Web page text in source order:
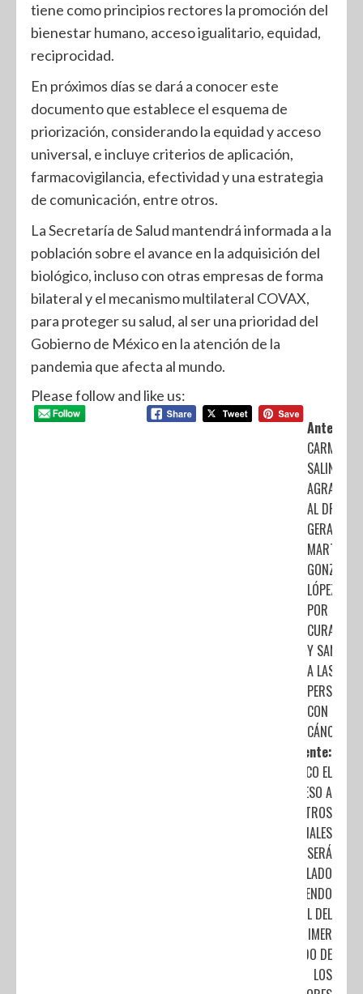
tiene como principios rectores la promoción del
bienestar humano, acceso igualitario, equidad,
reciprocidad.
En próximos días se dará a conocer este
documento que establece el esquema de
priorización, considerando la equidad y acceso
universal, e incluye criterios de aplicación,
farmacovigilancia, efectividad y una estrategia
de comunicación, entre otros.
La Secretaría de Salud mantendrá informada a la
población sobre el avance en la adquisición del
biológico, incluso con otras empresas de forma
bilateral y el mecanismo multilateral COVAX,
para proteger su salud, al ser una prioridad del
Gobierno de México en la atención de la
pandemia que afecta al mundo.
Please follow and like us:
Anterior:
CARMEN
SALINAS
AGRADECE
AL DR.
GERARDO
MARTÍN
GONZÁLEZ
LÓPEZ
POR
CURARLA
Y SANAR
A LAS
PERSONAS
CON
CÁNCER
Siguiente:
EN COACALCO EL
INGRESO A
CENTROS
COMERCIALES
SERÁ
REGULADO
DEPENDIENDO
LA INICIAL DEL
PRIMER
APELLIDO DE
LOS